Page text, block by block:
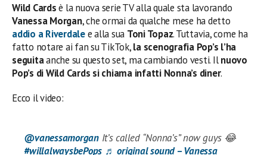
Wild Cardsè la nuova serie TV alla quale sta lavorando
Vanessa Morgan, che ormai da qualche mese ha detto
addio aRiverdalee alla sua Toni Topaz. Tuttavia, come ha
fatto notare ai fan su TikTok,la scenografia Pop’s l’ha
seguitaanche su questo set, ma cambiando vesti. Ilnuovo
Pop’s di Wild Cards si chiama infatti Nonna’s diner.
Ecco il video:
@vanessamorganIt’s called “Nonna’s” now guys 😂
#willalwaysbePops ♬ original sound – Vanessa